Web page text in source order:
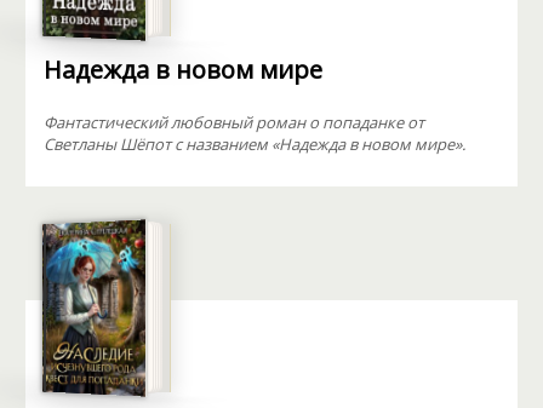
Надежда в новом мире
Фантастический любовный роман о попаданке от
Светланы Шёпот с названием «Надежда в новом мире».